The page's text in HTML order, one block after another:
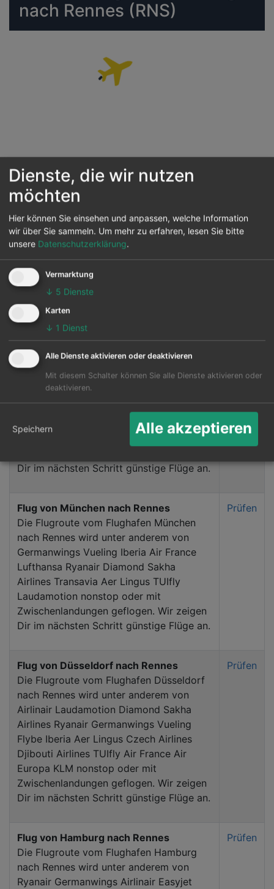
nach Rennes (RNS)
Wir laden die aktuellsten Flüge für Sie....
Sie suchen nach weiteren Infos zum Airport Rennes ?
Dann finden Sie hier auch das Airport-Profil von
Rennes (RNS)
Flugverbindungen zum
Flughafen Rennes ab
deutschen Airports:
Flug von Frankfurt Main nach Rennes
Die Flugroute vom Flughafen Frankfurt
Main nach Rennes wird unter anderem
von Ryanair Lufthansa Air France Iberia
Aer Lingus LAN Airlines nonstop oder mit
Dir im nächsten Schritt günstige Flüge an.
Prüfen
Flug von München nach Rennes
Die Flugroute vom Flughafen München
nach Rennes wird unter anderem von
Germanwings Vueling Iberia Air France
Lufthansa Ryanair Diamond Sakha
Airlines Transavia Aer Lingus TUIfly
Laudamotion nonstop oder mit
Zwischenlandungen geflogen. Wir zeigen
Dir im nächsten Schritt günstige Flüge an.
Prüfen
Flug von Düsseldorf nach Rennes
Die Flugroute vom Flughafen Düsseldorf
nach Rennes wird unter anderem von
Airlinair Laudamotion Diamond Sakha
Airlines Ryanair Germanwings Vueling
Flybe Iberia Aer Lingus Czech Airlines
Djibouti Airlines TUIfly Air France Air
Europa KLM nonstop oder mit
Zwischenlandungen geflogen. Wir zeigen
Dir im nächsten Schritt günstige Flüge an.
Prüfen
Flug von Hamburg nach Rennes
Die Flugroute vom Flughafen Hamburg
nach Rennes wird unter anderem von
Ryanair Germanwings Airlinair Easyjet
Prüfen
Dienste, die wir nutzen
möchten
Hier können Sie einsehen und anpassen, welche Information
wir über Sie sammeln. Um mehr zu erfahren, lesen Sie bitte
unsere Datenschutzerklärung.
Vermarktung
↓ 5 Dienste
Karten
↓ 1 Dienst
Alle Dienste aktivieren oder deaktivieren
Mit diesem Schalter können Sie alle Dienste aktivieren oder
deaktivieren.
Speichern Alle akzeptieren